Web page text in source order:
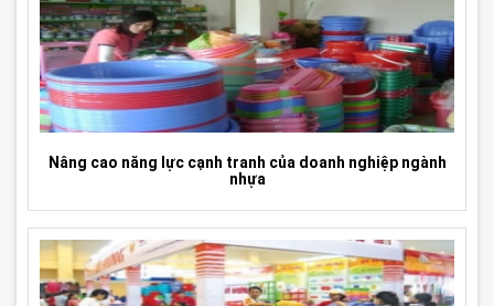
Nâng cao năng lực cạnh tranh của doanh nghiệp ngành
nhựa